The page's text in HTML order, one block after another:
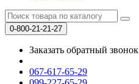
0-800-21-21-27
Заказать обратный звонок
067-617-65-29